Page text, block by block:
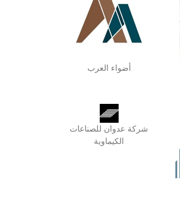
أضواء العرب
شركة عدوان للصناعات
الكيماوية